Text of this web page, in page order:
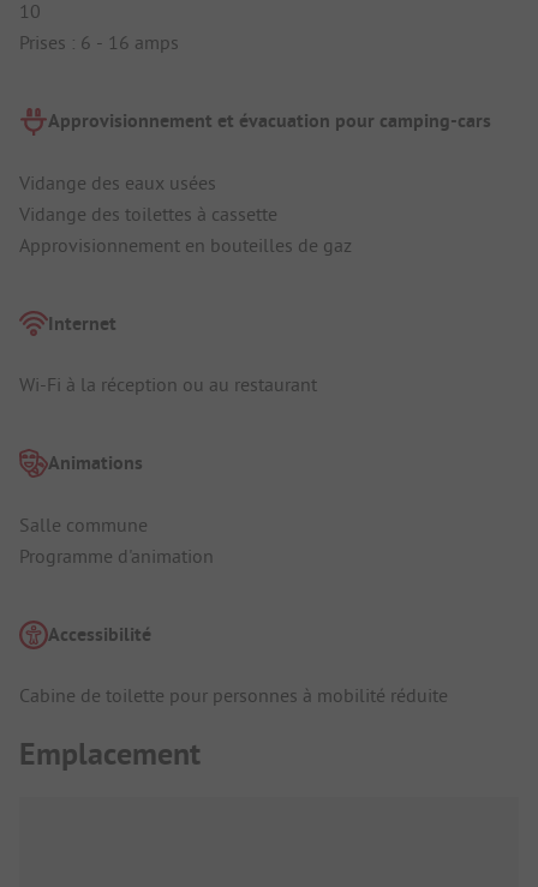
10
Prises : 6 - 16 amps
Approvisionnement et évacuation pour camping-cars
Vidange des eaux usées
Vidange des toilettes à cassette
Approvisionnement en bouteilles de gaz
Internet
Wi-Fi à la réception ou au restaurant
Animations
Salle commune
Programme d'animation
Accessibilité
Cabine de toilette pour personnes à mobilité réduite
Emplacement